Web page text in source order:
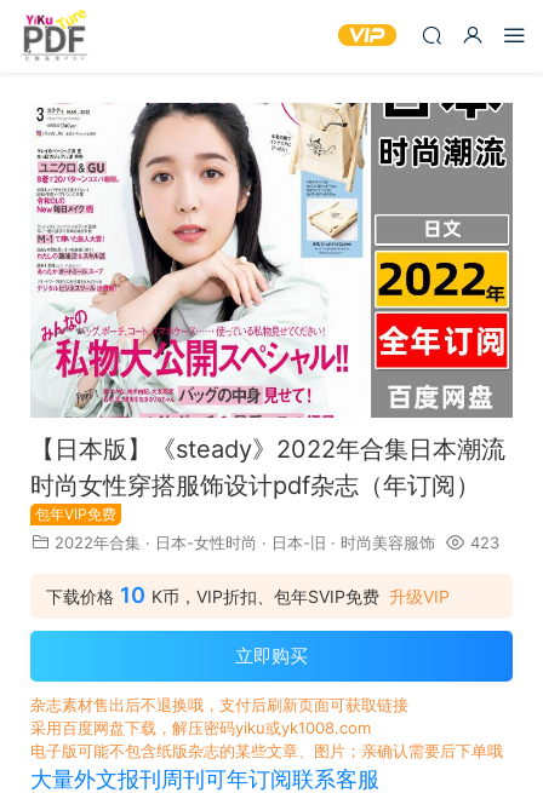
【日本版】《steady》2022年合集日本潮流
时尚女性穿搭服饰设计pdf杂志（年订阅）
包年VIP免费
2022年合集 · 日本-女性时尚 · 日本-旧 · 时尚美容服饰 423
下载价格 10 K币，VIP折扣、包年SVIP免费 升级VIP
立即购买
杂志素材售出后不退换哦，支付后刷新页面可获取链接
采用百度网盘下载，解压密码yiku或yk1008.com
电子版可能不包含纸版杂志的某些文章、图片；亲确认需要后下单哦
大量外文报刊周刊可年订阅联系客服